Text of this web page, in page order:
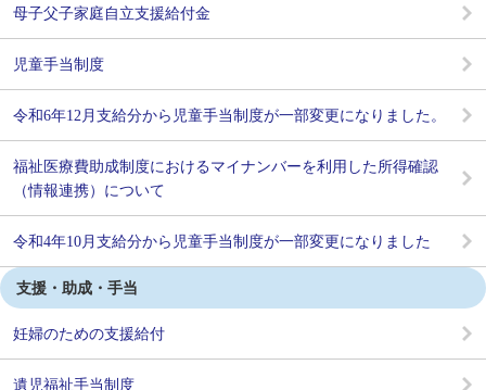
母子父子家庭自立支援給付金
児童手当制度
令和6年12月支給分から児童手当制度が一部変更になりました。
福祉医療費助成制度におけるマイナンバーを利用した所得確認
（情報連携）について
令和4年10月支給分から児童手当制度が一部変更になりました
支援・助成・手当
妊婦のための支援給付
遺児福祉手当制度